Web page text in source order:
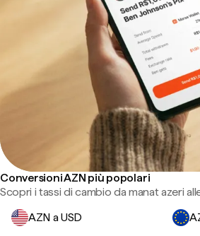
Conversioni AZN più popolari
Scopri i tassi di cambio da manat azeri
AZN a USD